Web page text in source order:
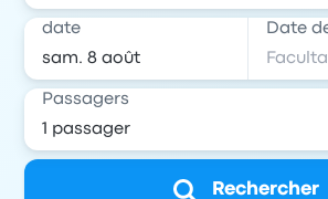
date Date
Passagers
Rechercher